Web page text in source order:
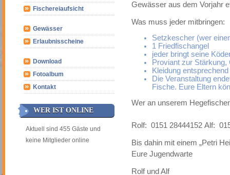
Fischereiaufsicht
Gewässer
Erlaubnisscheine
Download
Fotoalbum
Kontakt
WER IST ONLINE
Aktuell sind 455 Gäste und
keine Mitglieder online
Gewässer aus dem Vorjahr
Was muss jeder mitbringen:
Setzkescher (wer
1 Friedfischangel
jeder bringt seine
Proviant zur
Kleidung
Die Veranstaltung
Fische. Eure Eltern
Wer an unserem
Rolf: 0151 28444152 Alf:
Bis dahin mit einem „Petri
Eure Jugendwarte
Rolf und Alf